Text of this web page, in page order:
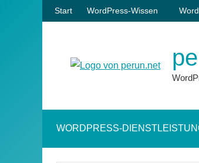
Zum
Inhalt
Start WordPress-Wissen
WORDPRESS-